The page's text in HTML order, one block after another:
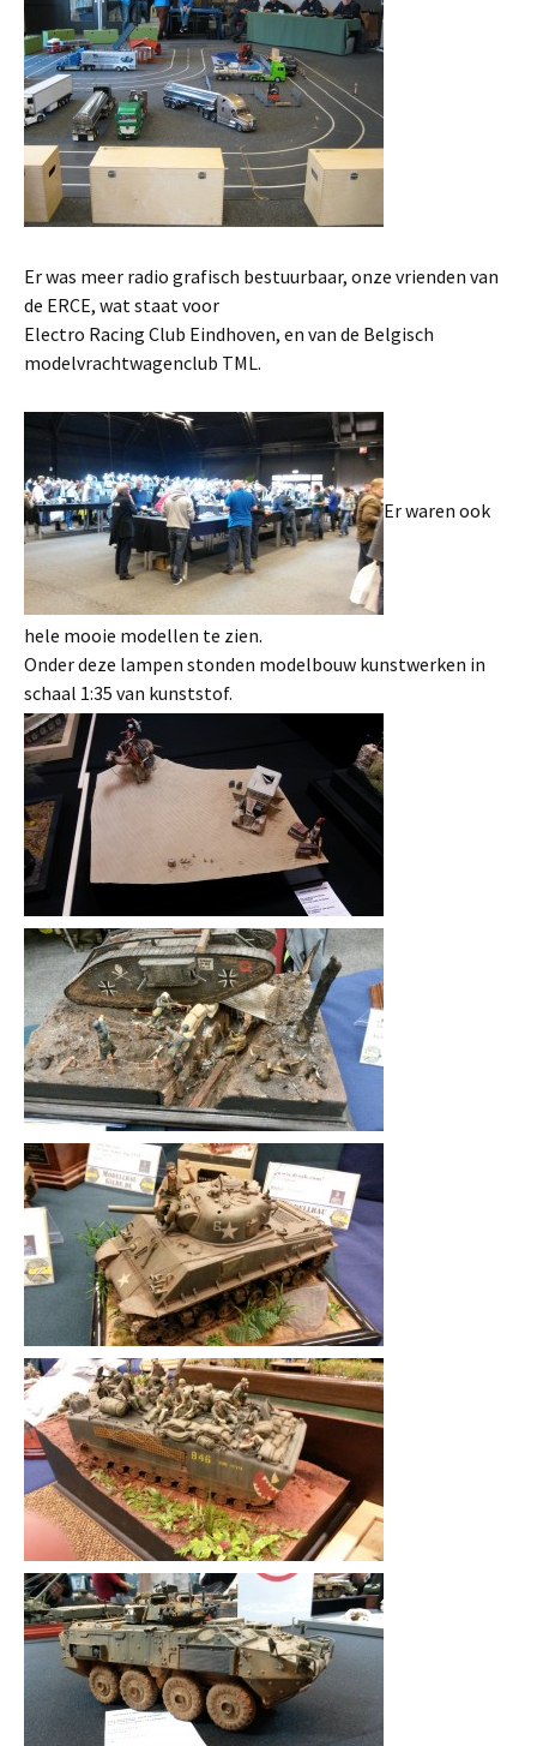
Er was meer radio grafisch bestuurbaar, onze vrienden van
de ERCE, wat staat voor
Electro Racing Club Eindhoven, en van de Belgisch
modelvrachtwagenclub TML.
Er waren ook
hele mooie modellen te zien.
Onder deze lampen stonden modelbouw kunstwerken in
schaal 1:35 van kunststof.